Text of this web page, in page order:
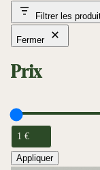
Filtrer les
Fermer
Prix
Appliquer